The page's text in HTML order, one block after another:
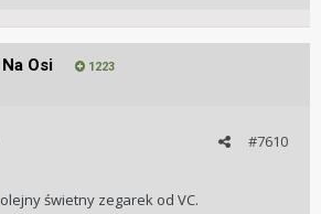
Osi 1223
#7610
świetny zegarek od VC.